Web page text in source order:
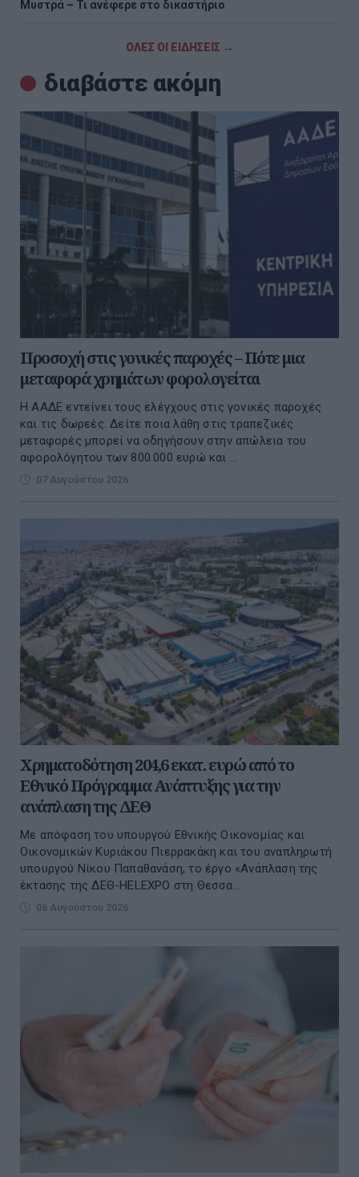
Μυστρά – Τι ανέφερε στο δικαστήριο
ΟΛΕΣ ΟΙ ΕΙΔΗΣΕΙΣ →
διαβάστε ακόμη
Προσοχή στις γονικές παροχές – Πότε μια
μεταφορά χρημάτων φορολογείται
Η ΑΑΔΕ εντείνει τους ελέγχους στις γονικές παροχές
και τις δωρεές. Δείτε ποια λάθη στις τραπεζικές
μεταφορές μπορεί να οδηγήσουν στην απώλεια του
αφορολόγητου των 800.000 ευρώ και ...
07 Αυγούστου 2026
Χρηματοδότηση 204,6 εκατ. ευρώ από το
Εθνικό Πρόγραμμα Ανάπτυξης για την
ανάπλαση της ΔΕΘ
Με απόφαση του υπουργού Εθνικής Οικονομίας και
Οικονομικών Κυριάκου Πιερρακάκη και του αναπληρωτή
υπουργού Νίκου Παπαθανάση, το έργο «Ανάπλαση της
έκτασης της ΔΕΘ-HELEXPO στη Θεσσα...
06 Αυγούστου 2026